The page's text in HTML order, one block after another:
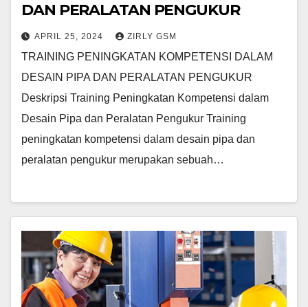
DAN PERALATAN PENGUKUR
APRIL 25, 2024 ZIRLY GSM
TRAINING PENINGKATAN KOMPETENSI DALAM
DESAIN PIPA DAN PERALATAN PENGUKUR
Deskripsi Training Peningkatan Kompetensi dalam
Desain Pipa dan Peralatan Pengukur Training
peningkatan kompetensi dalam desain pipa dan
peralatan pengukur merupakan sebuah…